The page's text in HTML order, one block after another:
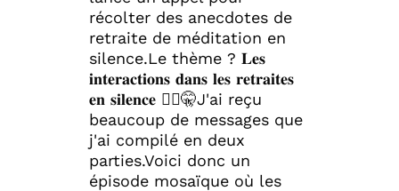
récolter des anecdotes de
retraite de méditation en
silence.Le thème ? 𝐋𝐞𝐬
𝐢𝐧𝐭𝐞𝐫𝐚𝐜𝐭𝐢𝐨𝐧𝐬 𝐝𝐚𝐧𝐬 𝐥𝐞𝐬 𝐫𝐞𝐭𝐫𝐚𝐢𝐭𝐞𝐬
𝐞𝐧 𝐬𝐢𝐥𝐞𝐧𝐜𝐞 🧘‍♀️🤫J'ai reçu
beaucoup de messages que
j'ai compilé en deux
parties.Voici donc un
épisode mosaïque où les